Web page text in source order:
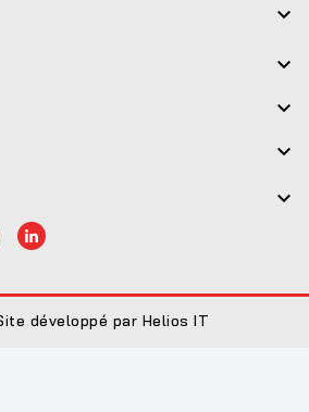





développé par Helios IT